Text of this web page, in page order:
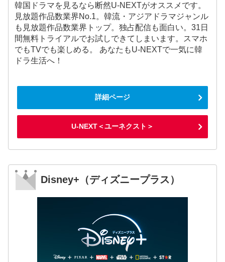
韓国ドラマを見るなら断然U-NEXTがオススメです。
見放題作品数業界No.1。韓流・アジアドラマジャンル
も見放題作品数業界トップ。独占配信も面白い。31日
間無料トライアルでお試しできてしまいます。スマホ
でもTVでも楽しめる。 あなたもU-NEXTで一気に韓
ドラ生活へ！
詳細ページ
U-NEXT＜ユーネクスト＞
Disney+（ディズニープラス）